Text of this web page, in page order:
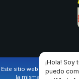
Este sitio web utiliza
la misma y obtener
¡Hola! Soy
puedo